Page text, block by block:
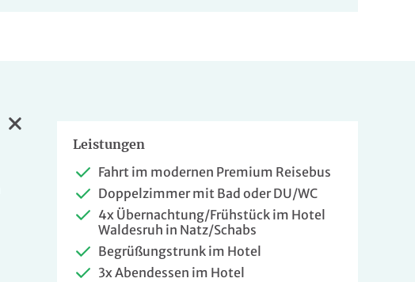
Leistungen
Fahrt im modernen Premium Reisebus
Doppelzimmer mit Bad oder DU/WC
4x Übernachtung/Frühstück im Hotel
Waldesruh in Natz/Schabs
Begrüßungstrunk im Hotel
3x Abendessen im Hotel